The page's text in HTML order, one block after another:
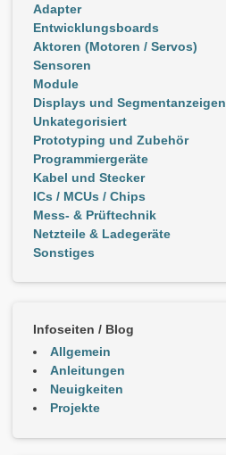
Adapter
Entwicklungsboards
Aktoren (Motoren / Servos)
Sensoren
Module
Displays und Segmentanzeigen
Unkategorisiert
Prototyping und Zubehör
Programmiergeräte
Kabel und Stecker
ICs / MCUs / Chips
Mess- & Prüftechnik
Netzteile & Ladegeräte
Sonstiges
Infoseiten / Blog
Allgemein
Anleitungen
Neuigkeiten
Projekte